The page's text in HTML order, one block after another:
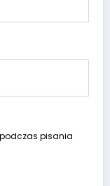
pisania